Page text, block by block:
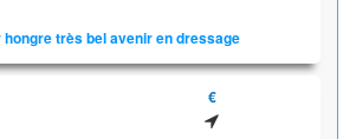
hongre très bel avenir en dressage
€